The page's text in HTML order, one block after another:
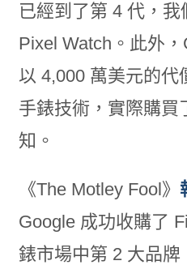
已經到了第 4 代，
Pixel Watch。此外
以 4,000 萬美元的代
手錶技術，實際購買
知。
《The Motley Fool》
Google 成功收購了
錶市場中第 2 大品